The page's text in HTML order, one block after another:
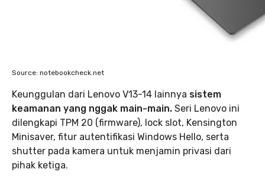
Source: notebookcheck.net
Keunggulan dari Lenovo V13-14 lainnya sistem
keamanan yang nggak main-main. Seri Lenovo ini
dilengkapi TPM 20 (firmware), lock slot, Kensington
Minisaver, fitur autentifikasi Windows Hello, serta
shutter pada kamera untuk menjamin privasi dari
pihak ketiga.